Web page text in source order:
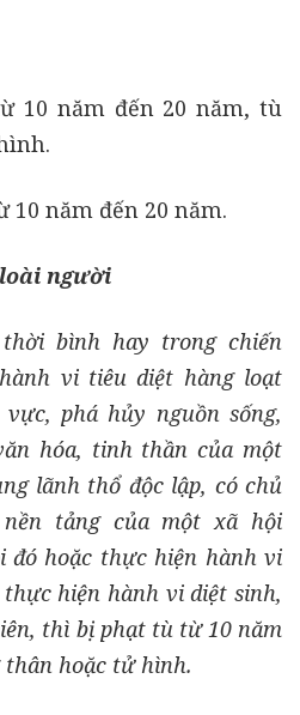
10 năm đến 20 năm, tù
10 năm đến 20 năm.
người
bình hay trong chiến
vi tiêu diệt hàng loạt
phá hủy nguồn sống,
hóa, tinh thần của một
lãnh thổ độc lập, có chủ
tảng của một xã hội
đó hoặc thực hiện hành vi
hiện hành vi diệt sinh,
thì bị phạt tù từ 10 năm
hoặc tử hình.